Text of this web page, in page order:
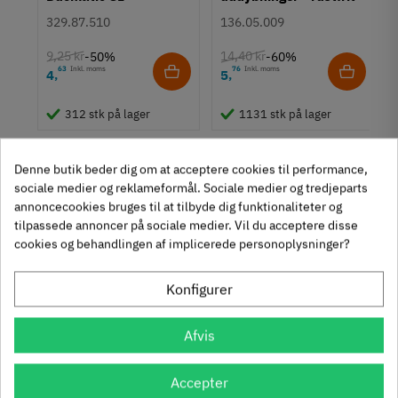
128 mm
Metalfarvet
M4 bolt
Type
Stil
Klassisk
Tilstand Ny
Euroskruer
329.87.510
9,25 kr-50%
4,63 Inkl. moms
312 stk på lager
stål
136.05.009
14,40 kr-60%
5,76 Inkl. moms
1131 stk på lager
Se også disse alternativer i stedet
Denne butik beder dig om at acceptere cookies til performance,
sociale medier og reklameformål. Sociale medier og tredjeparts
annoncecookies bruges til at tilbyde dig funktionaliteter og
tilpassede annoncer på sociale medier. Vil du acceptere disse
cookies og behandlingen af implicerede personoplysninger?
Konfigurer
Afvis
Accepter